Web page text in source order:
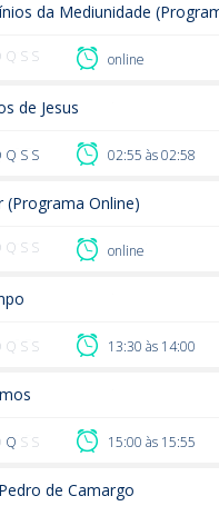
da Mediunidade
Q S S online
de Jesus
Q S S 02:55 às 02:58
(Programa Online)
Q S S online
Q S S 13:30 às 14:00
Q S S 15:00 às 15:55
de Camargo